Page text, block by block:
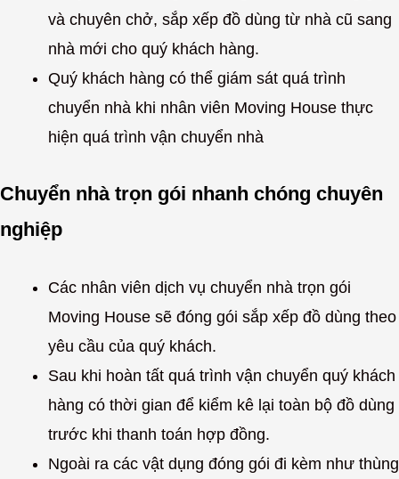
và chuyên chở, sắp xếp đồ dùng từ nhà cũ sang
nhà mới cho quý khách hàng.
Quý khách hàng có thể giám sát quá trình
chuyển nhà khi nhân viên Moving House thực
hiện quá trình vận chuyển nhà
Chuyển nhà trọn gói nhanh chóng chuyên
nghiệp
Các nhân viên dịch vụ chuyển nhà trọn gói
Moving House sẽ đóng gói sắp xếp đồ dùng theo
yêu cầu của quý khách.
Sau khi hoàn tất quá trình vận chuyển quý khách
hàng có thời gian để kiểm kê lại toàn bộ đồ dùng
trước khi thanh toán hợp đồng.
Ngoài ra các vật dụng đóng gói đi kèm như thùng